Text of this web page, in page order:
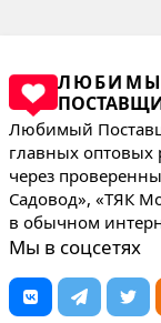
Любимый
главных оптовых
через
Садовод», «ТЯК
в обычном
Мы в соцсетях